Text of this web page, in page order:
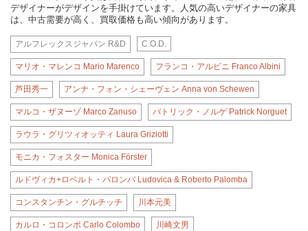
デザイナーがデザインを手掛けています。人気の高いデザイナーの家具
は、中古需要が高く、買取価格も高い傾向があります。
アルフレックスジャパン R&D C.O.D.
マリオ・マレンコ Mario Marenco フランコ・アルビニ Franco Albini
芦田秀一 アンナ・フォン・シェーヴェン Anna von Schewen
マルコ・ザヌーゾ Marco Zanuso パトリック・ノルゲ Patrick Norguet
ラウラ・グリツィオッティ Laura Griziotti
モニカ・フォスター Monica Förster
ルドヴィカ+ロベルト・パロンバ Ludovica & Roberto Palomba
コンスタンチン・グルチッチ 川本元美
カルロ・コロンボ Carlo Colombo 川崎文男